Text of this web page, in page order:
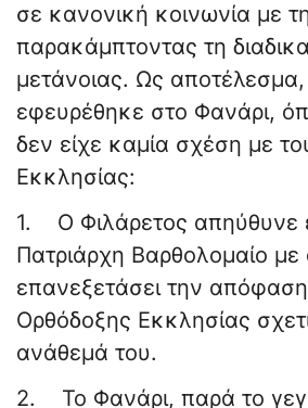
σε κανονική κοινωνία με
παρακάμπτοντας τη
μετάνοιας. Ως
εφευρέθηκε στο Φανάρι,
δεν είχε καμία σχέση με
Εκκλησίας:
1. Ο Φιλάρετος απηύθυνε
Πατριάρχη Βαρθολομαίο με
επανεξετάσει την
Ορθόδοξης Εκκλησίας
ανάθεμά του.
2. Το Φανάρι, παρά το